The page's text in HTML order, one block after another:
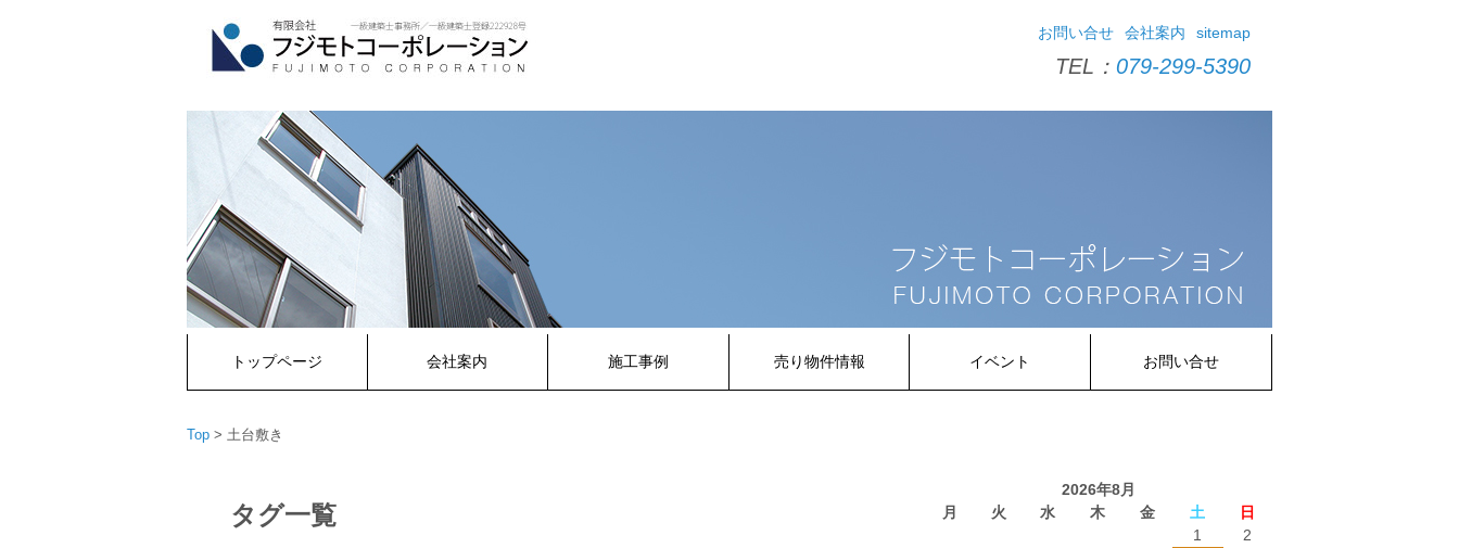
sitemap
会社案内
お問い合せ
TEL： 079-299-5390
トップページ 会社案内 施工事例 売り物件情報 イベント お問い合せ
Top > 土台敷き
タグ一覧
2026年8月
月
火 水 木 金 土
日
1
2